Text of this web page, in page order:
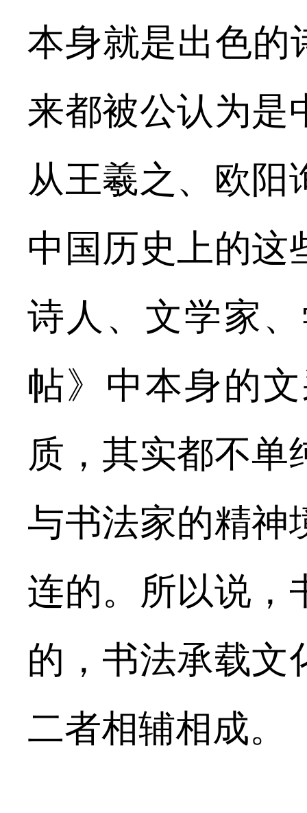
本身就是出色的
来都被公认为是
从王羲之、欧阳
中国历史上的这
诗人、文学家
帖》中本身的
质，其实都不单
与书法家的精神
连的。所以说，
的，书法承载文
二者相辅相成。